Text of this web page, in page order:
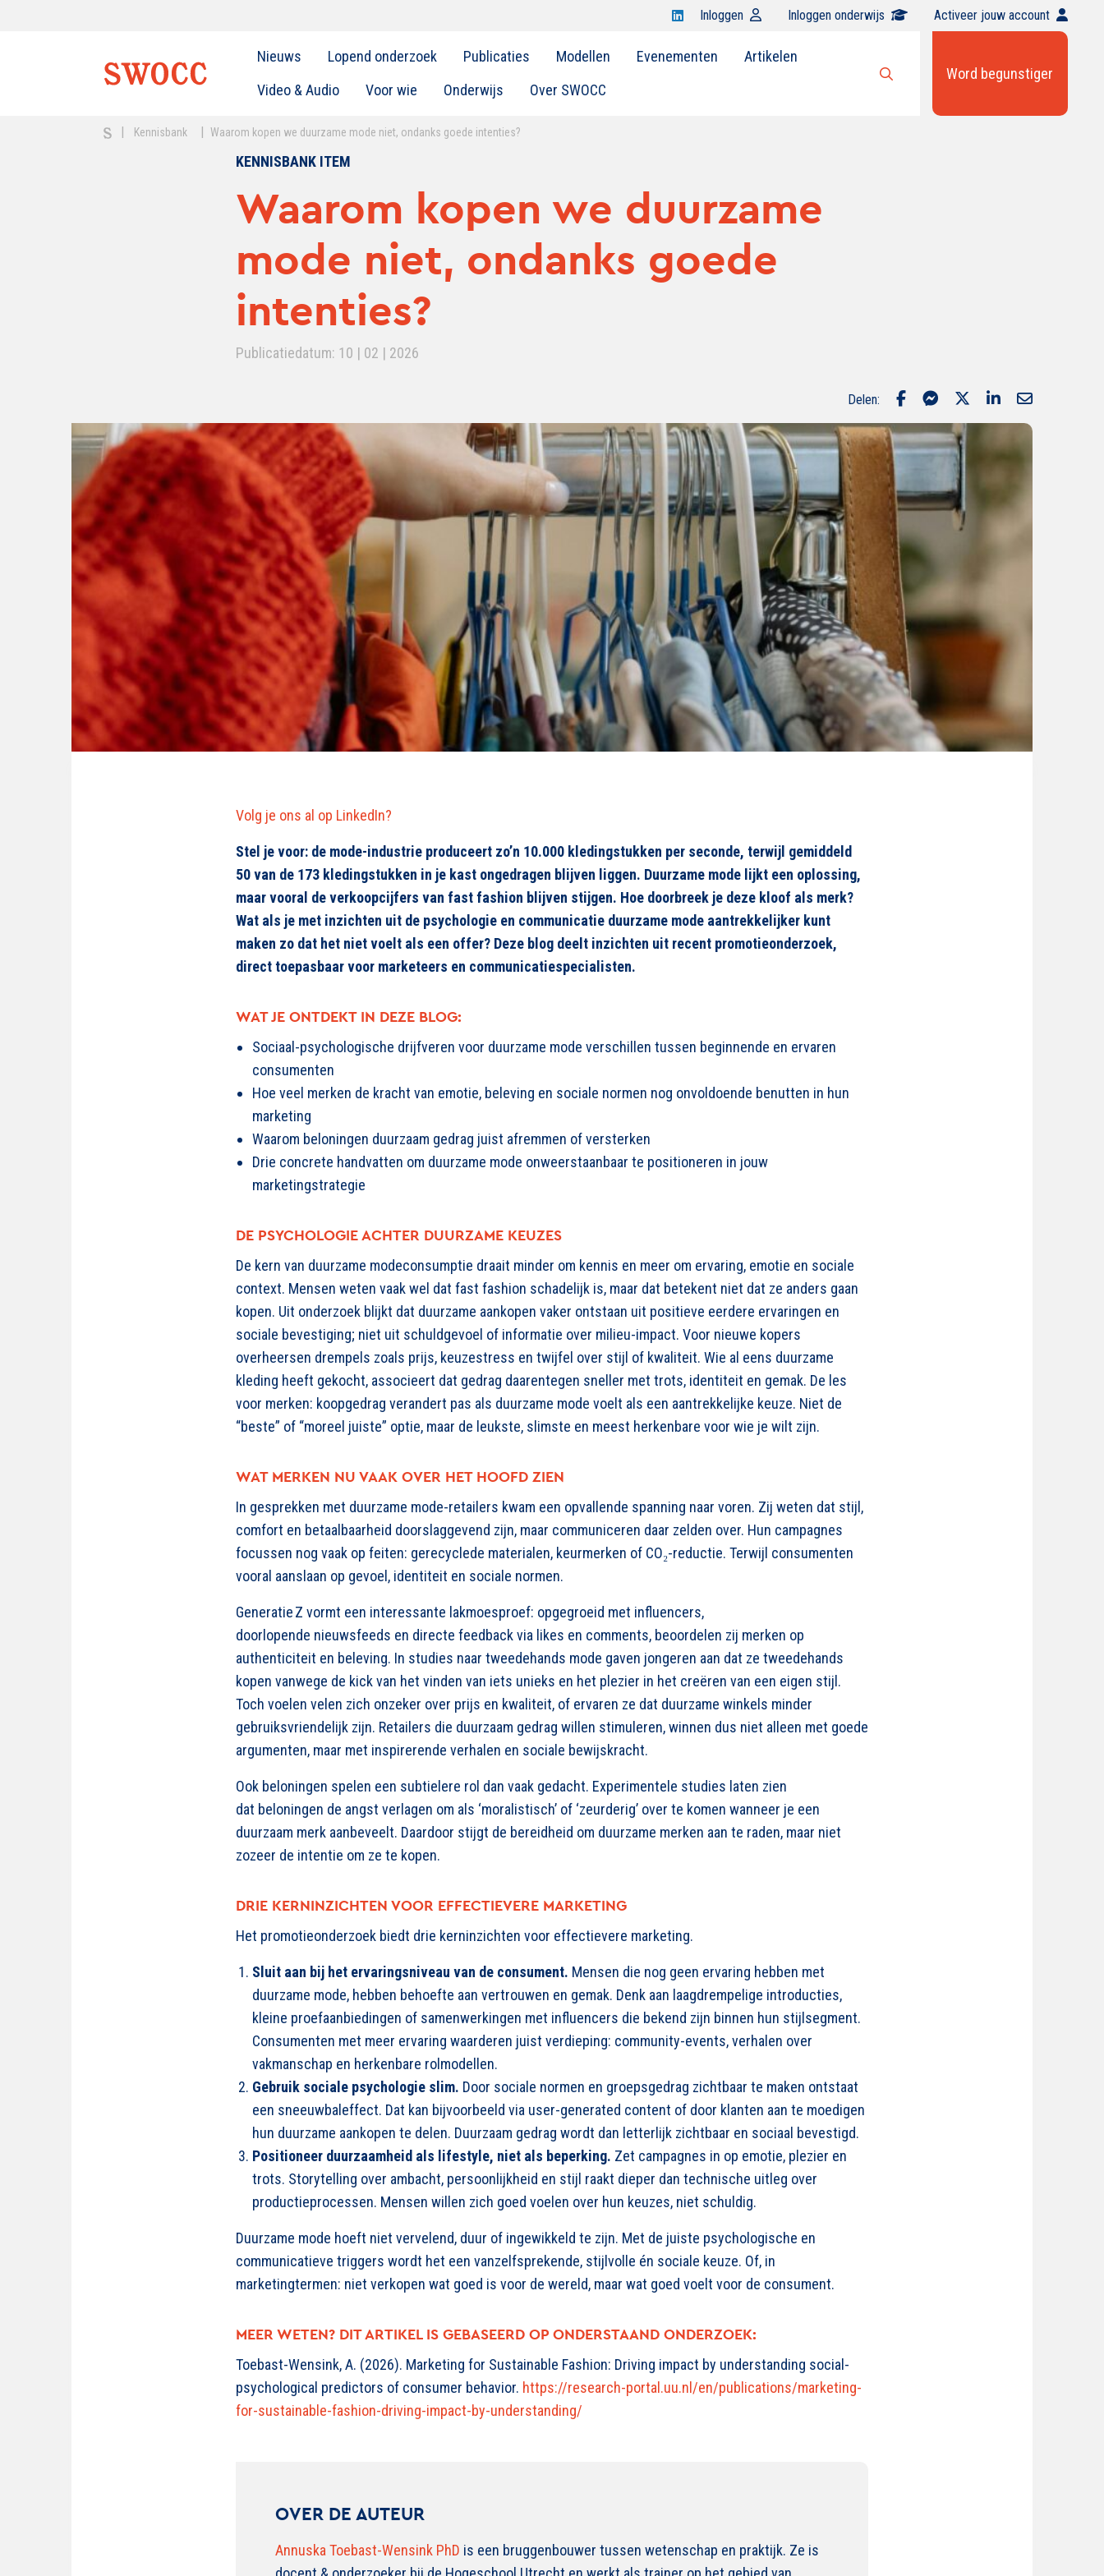
Open
op
Inloggen Inloggen onderwijs Activeer jouw account
Open
Nieuws Lopend onderzoek Publicaties Modellen Evenementen
Artikelen
Video & Audio
Voor wie Onderwijs Over SWOCC
Word begunstiger
| Kennisbank | Waarom kopen we duurzame mode niet, ondanks goede intenties?
KENNISBANK ITEM
Waarom kopen we duurzame
mode niet, ondanks goede
intenties?
Publicatiedatum: 10 | 02 | 2026
Delen:
Volg je ons al op LinkedIn?
Stel je voor: de mode-industrie produceert zo’n 10.000 kledingstukken per seconde, terwijl gemiddeld
50 van de 173 kledingstukken in je kast ongedragen blijven liggen. Duurzame mode lijkt een oplossing,
maarvooral de verkoopcijfers van fastfashion blijven stijgen. Hoe doorbreek je deze kloof als merk?
Wat als je met inzichten uit de psychologie en communicatie duurzame mode aantrekkelijker kunt
maken zo dat het nietvoelt als een offer? Deze blog deelt inzichten uit recent promotieonderzoek,
direct toepasbaar voor marketeers en communicatiespecialisten.
WAT JE ONTDEKT IN DEZE BLOG:
Sociaal-psychologische drijfveren voor duurzame mode verschillen tussen beginnende en ervaren
consumenten
Hoe veel merken de kracht van emotie, beleving en sociale normen nog onvoldoende benutten in hun
marketing
Waarom beloningen duurzaam gedrag juist afremmen of versterken
Drie concrete handvatten om duurzame mode onweerstaanbaar te positioneren in jouw
marketingstrategie
DE PSYCHOLOGIE ACHTER DUURZAME KEUZES
De kern van duurzame modeconsumptie draait minder om kennis en meer om ervaring, emotie en sociale
context. Mensen weten vaak wel dat fast fashion schadelijk is, maar dat betekent niet dat ze anders gaan
kopen. Uit onderzoek blijkt dat duurzame aankopen vaker ontstaan uit positieve eerdere ervaringen en
sociale bevestiging; niet uit schuldgevoel of informatie over milieu-impact. Voor nieuwe kopers
overheersen drempels zoals prijs, keuzestress en twijfel over stijl of kwaliteit. Wie al eens duurzame
kleding heeft gekocht, associeert dat gedrag daarentegen sneller met trots, identiteit en gemak. De les
voor merken: koopgedrag verandert pas als duurzame mode voelt als een aantrekkelijke keuze. Niet de
“beste” of “moreel juiste” optie, maar de leukste, slimste en meest herkenbare voor wie je wilt zijn.
WAT MERKEN NU VAAK OVER HET HOOFD ZIEN
In gesprekken met duurzame mode-retailers kwam een opvallende spanning naar voren. Zij weten dat stijl,
comfort en betaalbaarheid doorslaggevend zijn, maar communiceren daar zelden over. Hun campagnes
focussen nog vaak op feiten: gerecyclede materialen, keurmerken of CO₂-reductie. Terwijl consumenten
vooral aanslaan op gevoel, identiteit en sociale normen.
Generatie Z vormt een interessante lakmoesproef: opgegroeid met influencers,
doorlopende nieuwsfeeds en directe feedback via likes en comments, beoordelen zij merken op
authenticiteit en beleving. In studies naar tweedehands mode gaven jongeren aan dat ze tweedehands
kopen vanwege de kick van het vinden van iets unieks en het plezier in het creëren van een eigen stijl.
Toch voelen velen zich onzeker over prijs en kwaliteit, of ervaren ze dat duurzame winkels minder
gebruiksvriendelijk zijn. Retailers die duurzaam gedrag willen stimuleren, winnen dus niet alleen met goede
argumenten, maar met inspirerende verhalen en sociale bewijskracht.
Ook beloningen spelen een subtielere rol dan vaak gedacht. Experimentele studies laten zien
dat beloningen de angst verlagen om als ‘moralistisch’ of ‘zeurderig’ over te komen wanneer je een
duurzaam merk aanbeveelt. Daardoor stijgt de bereidheid om duurzame merken aan te raden, maar niet
zozeer de intentie om ze te kopen.
DRIE KERNINZICHTEN VOOR EFFECTIEVERE MARKETING
Het promotieonderzoek biedt drie kerninzichten voor effectievere marketing.
Sluit aan bij het ervaringsniveau van de consument. Mensen die nog geen ervaring hebben met
duurzame mode, hebben behoefte aan vertrouwen en gemak. Denk aan laagdrempelige introducties,
kleine proefaanbiedingen of samenwerkingen met influencers die bekend zijn binnen hun stijlsegment.
Consumenten met meer ervaring waarderen juist verdieping: community-events, verhalen over
vakmanschap en herkenbare rolmodellen.
Gebruik sociale psychologie slim. Door sociale normen en groepsgedrag zichtbaar te maken ontstaat
een sneeuwbaleffect. Dat kan bijvoorbeeld via user-generated content of door klanten aan te moedigen
hun duurzame aankopen te delen. Duurzaam gedrag wordt dan letterlijk zichtbaar en sociaal bevestigd.
Positioneer duurzaamheid als lifestyle, niet als beperking. Zet campagnes in op emotie, plezier en
trots. Storytelling over ambacht, persoonlijkheid en stijl raakt dieper dan technische uitleg over
productieprocessen. Mensen willen zich goed voelen over hun keuzes, niet schuldig.
Duurzame mode hoeft niet vervelend, duur of ingewikkeld te zijn. Met de juiste psychologische en
communicatieve triggers wordt het een vanzelfsprekende, stijlvolle én sociale keuze. Of, in
marketingtermen: niet verkopen wat goed is voor de wereld, maar wat goed voelt voor de consument.
MEER WETEN? DIT ARTIKEL IS GEBASEERD OP ONDERSTAAND ONDERZOEK:
Toebast-Wensink, A. (2026). Marketing for Sustainable Fashion: Driving impact by understanding social-
psychological predictors of consumer behavior. https://research-portal.uu.nl/en/publications/marketing-
for-sustainable-fashion-driving-impact-by-understanding/
OVER DE AUTEUR
Annuska Toebast-Wensink PhD is een bruggenbouwer tussen wetenschap en praktijk. Ze is